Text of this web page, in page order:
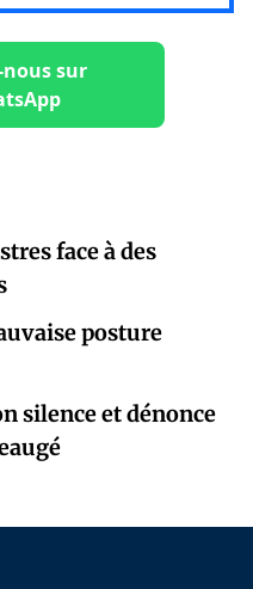
nous sur
face à des
posture
silence et dénonce